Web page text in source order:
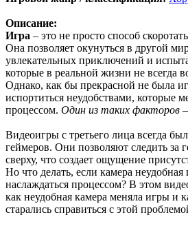
включая треки от Paul Linford
😁👏Огромная благодарность за труд.
полный саундтрек в хорошем
благодарность ✔
cord:Boycenunse,
Да, сделано. Добавил саундтрек Need
Soundtrack (OST):
Представлено несколько ссылок на
архив и FLAC), но основной –
OST. На странице можно послушать
включая треки от Paul Linford
Сборник получился добротный,
Описание:
Игра – это не просто способ
Она позволяет окунуться в другой
увлекательных приключений и
которые в реальной жизни не всегда
Однако, как бы прекрасной не была
испортиться неудобствами, которые
процессом. Один из таких факторов
Видеоигры с третьего лица всегда
геймеров. Они позволяют следить за
сверху, что создает ощущение
Но что делать, если камера
наслаждаться процессом? В этом
как неудобная камера меняла игры и
старались справиться с этой